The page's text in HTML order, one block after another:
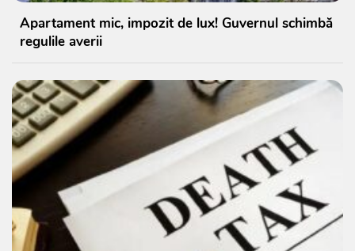
Apartament mic, impozit de lux! Guvernul schimbă
regulile averii